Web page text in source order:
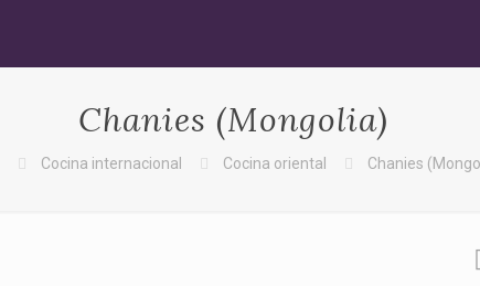
Chanies (Mongolia)
Cocina internacional Cocina oriental Chanies